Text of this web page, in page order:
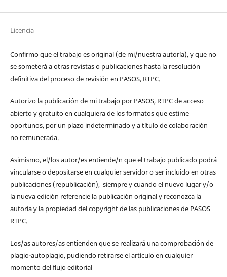
Licencia
Confirmo que el trabajo es original (de mi/nuestra autoría), y que no
se someterá a otras revistas o publicaciones hasta la resolución
definitiva del proceso de revisión en PASOS, RTPC.
Autorizo la publicación de mi trabajo por PASOS, RTPC de acceso
abierto y gratuito en cualquiera de los formatos que estime
oportunos, por un plazo indeterminado y a título de colaboración
no remunerada.
Asimismo, el/los autor/es entiende/n que el trabajo publicado podrá
vincularse o depositarse en cualquier servidor o ser incluido en otras
publicaciones (republicación), siempre y cuando el nuevo lugar y/o
la nueva edición referencie la publicación original y reconozca la
autoría y la propiedad del copyright de las publicaciones de PASOS
RTPC.
Los/as autores/as entienden que se realizará una comprobación de
plagio-autoplagio, pudiendo retirarse el artículo en cualquier
momento del flujo editorial